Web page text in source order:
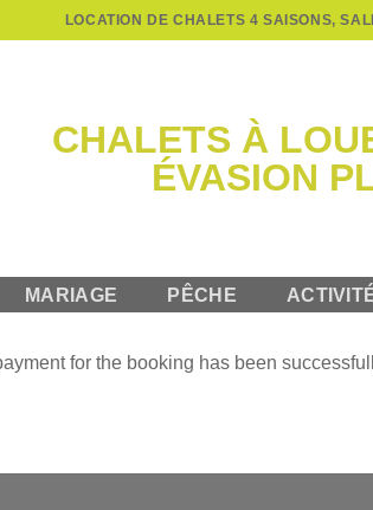
LOCATION DE CHALETS 4 SAISONS,
MARIAGE PÊCHE
for the booking has been